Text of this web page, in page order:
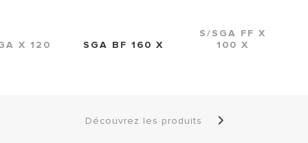
X 120 SGA BF 160 X
S/SGA FF X
100 X
Découvrez les produits